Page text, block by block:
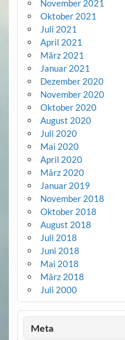
November 2021
Oktober 2021
Juli 2021
April 2021
März 2021
Januar 2021
Dezember 2020
November 2020
Oktober 2020
August 2020
Juli 2020
Mai 2020
April 2020
März 2020
Januar 2019
November 2018
Oktober 2018
August 2018
Juli 2018
Juni 2018
Mai 2018
März 2018
Juli 2000
Meta